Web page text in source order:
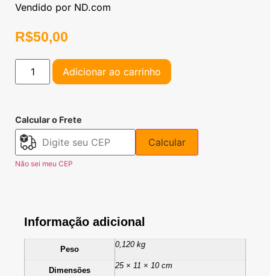
Vendido por ND.com
R$50,00
Adicionar ao carrinho
Calcular o Frete
Calcular
Não sei meu CEP
Informação adicional
Peso
0,120 kg
Dimensões
25 × 11 × 10 cm